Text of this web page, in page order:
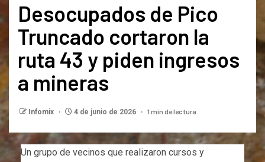
Desocupados de Pico
Truncado cortaron la
ruta 43 y piden ingresos
a mineras
Infomix 4 de junio de 2026 1 min de lectura
Un grupo de vecinos que realizaron cursos y